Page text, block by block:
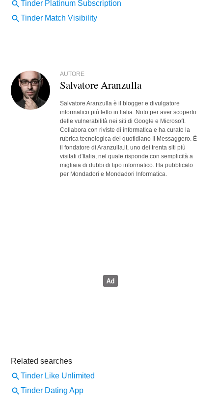
AUTORE
Salvatore Aranzulla
Salvatore Aranzulla è il blogger e divulgatore
informatico più letto in Italia. Noto per aver scoperto
delle vulnerabilità nei siti di Google e Microsoft.
Collabora con riviste di informatica e ha curato la
rubrica tecnologica del quotidiano Il Messaggero. È
il fondatore di Aranzulla.it, uno dei trenta siti più
visitati d'Italia, nel quale risponde con semplicità a
migliaia di dubbi di tipo informatico. Ha pubblicato
per Mondadori e Mondadori Informatica.